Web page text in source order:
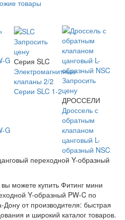
товары
G
Запросить
цену
Серия SLC
Электромагнитные
клапаны 2/2
Серии SLC 1-2
Запросить
цену
ДРОССЕЛИ
Дроссель с
обратным
клапаном
цанговый L-
образный NSC
переходной Y-образный
можете купить Фитинг мини
Y-образный PW-C по
Дону от производителя: быстрая
и широкий каталог товаров.